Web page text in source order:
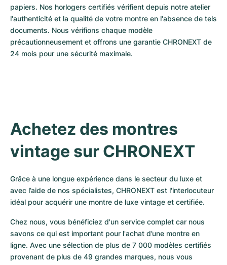
papiers. Nos horlogers certifiés vérifient depuis notre atelier
l'authenticité et la qualité de votre montre en l'absence de tels
documents. Nous vérifions chaque modèle
précautionneusement et offrons une garantie CHRONEXT de
24 mois pour une sécurité maximale.
Achetez des montres
vintage sur CHRONEXT
Grâce à une longue expérience dans le secteur du luxe et
avec l’aide de nos spécialistes, CHRONEXT est l'interlocuteur
idéal pour acquérir une montre de luxe vintage et certifiée.
Chez nous, vous bénéficiez d'un service complet car nous
savons ce qui est important pour l'achat d’une montre en
ligne. Avec une sélection de plus de 7 000 modèles certifiés
provenant de plus de 49 grandes marques, nous vous